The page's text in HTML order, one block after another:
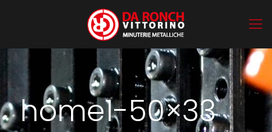
home1-50×33